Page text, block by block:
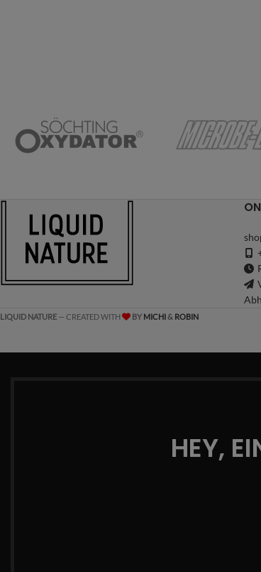
LIQUID NATURE — CREATED WITH BY MICHI& ROBIN
HEY,